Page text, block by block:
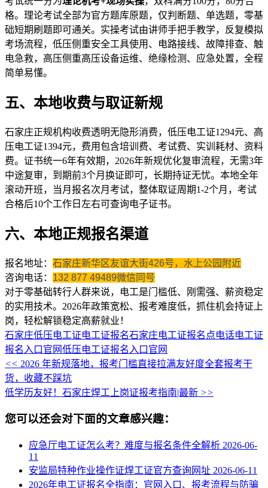
格。理论考试全部为官方题库原题，仅判断题、单选题，零基
础短期刷题即可通关。实操考试由讲师手把手教学，反复模拟
考场流程，低压侧重安全工具使用、电路接线、故障排查、触
电急救，高压侧重高压设备运维、绝缘检测、应急处置，全程
简单易懂。
五、本地收费与取证新规
石家庄正规机构收费透明无隐形消费，低压电工证1294元、高
压电工证1394元，费用包含培训费、考试费、实训耗材、资料
费。证书统一6年有效期，2026年新规优化复审流程，无需3年
中途复审，到期前3个月换证即可，长期持证无忧。本地全年
滚动开班，当月报名次月考试，整体取证周期1-2个月，考试
合格后10个工作日左右可查询电子证书。
六、本地正规报名渠道
报名地址： 石家庄新华区友谊大街426号，水上公园附近
咨询电话： 132 877 49489微信同号
对于零基础转行人群来说，电工是门槛低、刚需强、薪资稳定
的实用技术。2026年政策宽松、报考难度低，抓住机会持证上
岗，轻松解锁稳定高薪就业！
石家庄低压电工证电工证报名石家庄电工证报名点电话电工证
报名入口官网低压电工证报名入口官网
<< 2026 年新规落地，报考门槛直接拉满友好度全套报考干
货，收藏不踩坑
低学历友好！石家庄焊工上岗证报考指南|最新 >>
您可以还会对下面的文章感兴趣：
应急厅电工证怎么考？难度与报名条件全解析 2026-06-
11
安监局特种作业操作证焊工证官方查询网址 2026-06-11
2026年电工证报名全指南：官网入口、报考流程与防骗